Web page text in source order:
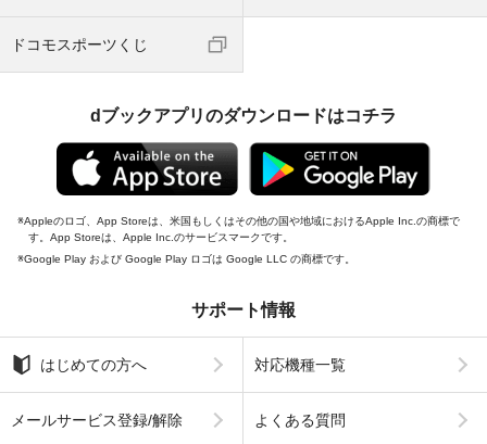
ドコモスポーツくじ
dブックアプリのダウンロードはコチラ
Appleのロゴ、App Storeは、米国もしくはその他の国や地域におけるApple Inc.の商標で
す。App Storeは、Apple Inc.のサービスマークです。
Google Play および Google Play ロゴは Google LLC の商標です。
サポート情報
はじめての方へ 対応機種一覧
メールサービス登録/解除 よくある質問